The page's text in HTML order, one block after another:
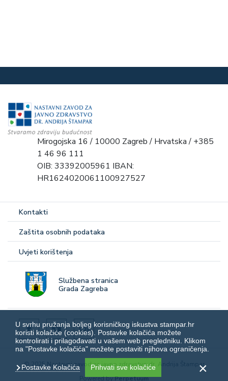
Mirogojska 16 / 10000 Zagreb / Hrvatska / +385
1 46 96 111
OIB: 33392005961 IBAN:
HR1624020061100927527
Kontakti
Zaštita osobnih podataka
Uvjeti korištenja
Službena stranica
Grada Zagreba
© 2025 Nastavni zavod za javno zdravstvo dr. Andrija Štampar
Powered byPerpetuum
U svrhu pružanja boljeg korisničkog iskustva stampar.hr
koristi kolačiće (cookies). Postavke kolačića možete
kontrolirati i prilagođavati u vašem web pregledniku. Klikom
na "Postavke kolačića" možete postaviti njihova ograničenja.
Postavke Kolačića Prihvati sve kolačiće